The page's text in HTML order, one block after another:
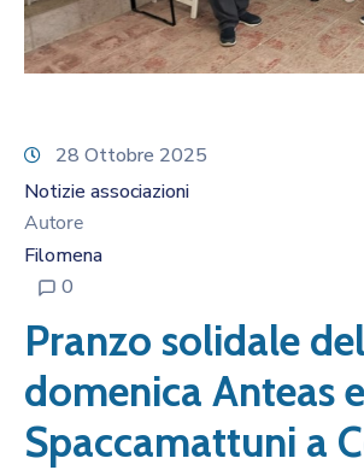
28 Ottobre 2025
Notizie associazioni
Autore
Filomena
0
Pranzo solidale
domenica Anteas e
Spaccamattuni a